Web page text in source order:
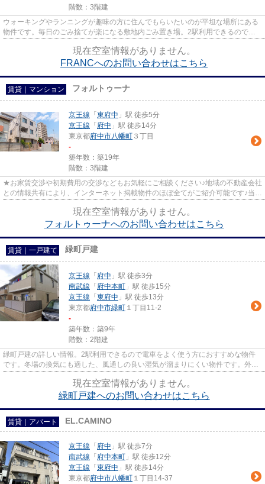
階数：3階建
ウォーキングやランニングが趣味の方に住んでもらいたいのが平坦な場所にある
物件です。毎日のごみ捨てが楽になる敷地内ごみ置き場。2駅利用できるので電
現在空室情報がありません。
FRANCへのお問い合わせはこちら
賃貸｜マンション フォルトゥーナ
京王線 「 東府中 」駅 徒歩5分
京王線 「 府中 」駅 徒歩14分
東京都府中市八幡町 ３丁目
-
築年数：築19年
階数：3階建
★お家賃交渉や初期費用の交渉などもお気軽にご相談ください♪地域の不動産会社
との情報共有により、インターネット掲載物件のほぼ全てがご紹介可能です♪当店
現在空室情報がありません。
フォルトゥーナへのお問い合わせはこちら
賃貸｜一戸建て 緑町戸建
京王線 「 府中 」駅 徒歩3分
南武線 「 府中本町 」駅 徒歩15分
京王線 「 東府中 」駅 徒歩13分
東京都府中市緑町 １丁目11-2
-
築年数：築9年
階数：2階建
緑町戸建の詳しい情報。2駅利用できるので電車をよく使う方におすすめな物件
です。冬場の換気にも適した、風通しの良い湿気が溜まりにくい物件です。外観
現在空室情報がありません。
緑町戸建へのお問い合わせはこちら
賃貸｜アパート EL.CAMINO
京王線 「 府中 」駅 徒歩7分
南武線 「 府中本町 」駅 徒歩12分
京王線 「 東府中 」駅 徒歩14分
東京都府中市八幡町 １丁目14-37